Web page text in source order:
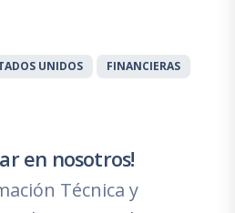
UNIDOS
FINANCIERAS
en nosotros!
Técnica y